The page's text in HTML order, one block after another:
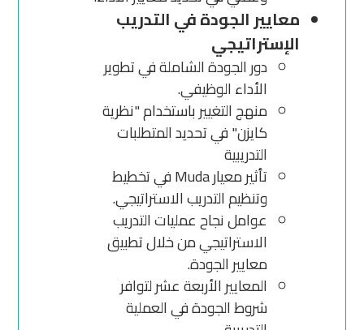
معايير الجودة في التدريب
الإستراتيجي
دور الجودة الشاملة في تطوير
الأداء الوظيفي.
منهج التغيير باستخدام "نظرية
كايزن" في تحديد المتطلبات
التدريبية
تأثير معيار Muda في تخطيط
وتنظيم التدريب الاستراتيجي.
عوامل نجاح عمليات التدريب
الاستراتيجي من خلال تطبيق
معايير الجودة.
المعايير الأربعة عشر لتوافر
شروط الجودة في العملية